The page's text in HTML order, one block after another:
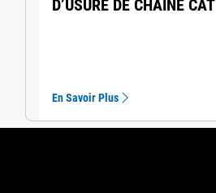
D’USURE DE CHAÎNE CAT
En Savoir Plus